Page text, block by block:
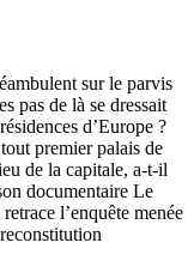
sur le parvis
pas de là se dressait
d’Europe ?
premier palais de
de la capitale, a-t-il
documentaire Le
l’enquête menée